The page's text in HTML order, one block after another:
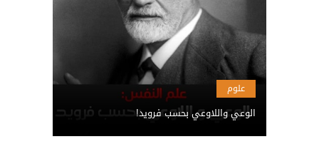
علوم
الوعي واللاوعي بحسب فرويد!